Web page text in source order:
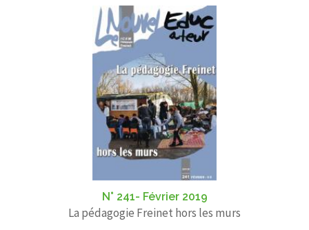
N° 241- Février 2019
La pédagogie Freinet hors les murs